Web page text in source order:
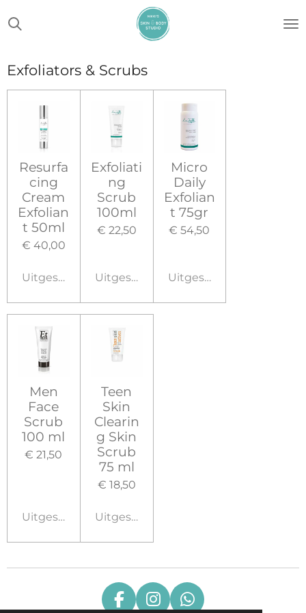
direct
de
Exfoliators & Scrubs
Resurfa
cing
Cream
Exfolian
t 50ml
€ 40,00
Uitgeschakeld
Exfoliati
ng
Scrub
100ml
€ 22,50
Uitgeschakeld
Micro
Daily
Exfolian
t 75gr
€ 54,50
Uitgeschakeld
Men
Face
Scrub
100 ml
€ 21,50
Uitgeschakeld
Teen
Skin
Clearin
g Skin
Scrub
75 ml
€ 18,50
Uitgeschakeld
F I W